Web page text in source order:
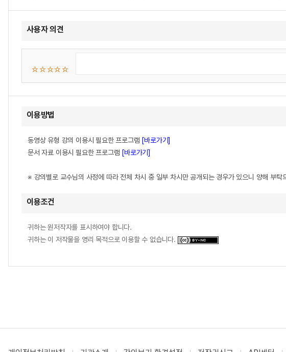
사용자 의견
이용방법
동영상 유형 강의 이용시 필요한 프로그램 [바로가기]
문서 자료 이용시 필요한 프로그램 [바로가기]
※ 강의별로 교수님의 사정에 따라 전체 차시 중 일부 차시만 공개되는 경우가 있으니 양해 부탁
이용조건
귀하는 원저작자를 표시하여야 합니다.
귀하는 이 저작물을 영리 목적으로 이용할 수 없습니다.